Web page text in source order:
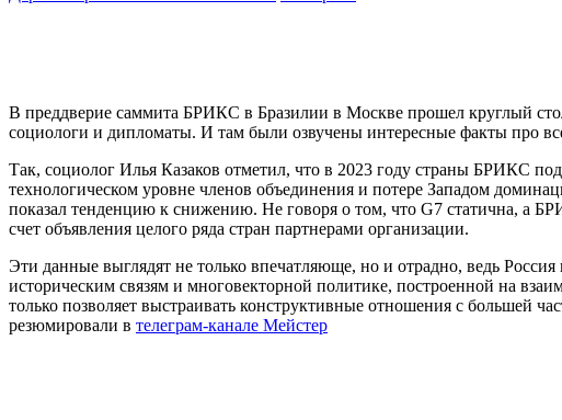
В преддверие саммита БРИКС в Бразилии в Москве прошел круглый
социологи и дипломаты. И там были озвучены интересные факты про
Так, социолог Илья Казаков отметил, что в 2023 году страны БРИКС
технологическом уровне членов объединения и потере Западом
показал тенденцию к снижению. Не говоря о том, что G7 статична, а
счет объявления целого ряда стран партнерами организации.
Эти данные выглядят не только впечатляюще, но и отрадно, ведь
историческим связям и многовекторной политике, построенной на
только позволяет выстраивать конструктивные отношения с большей
резюмировали в телеграм-канале Мейстер